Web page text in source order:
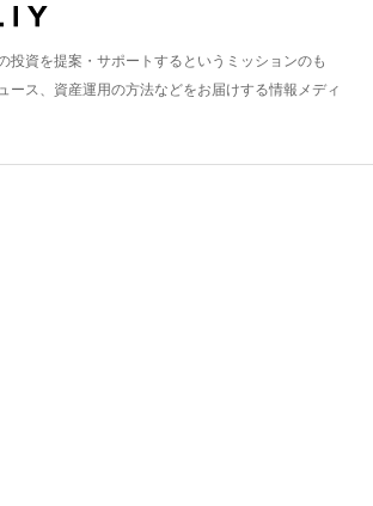
投資を提案・サポートするというミッションのも
ース、資産運用の方法などをお届けする情報メディ